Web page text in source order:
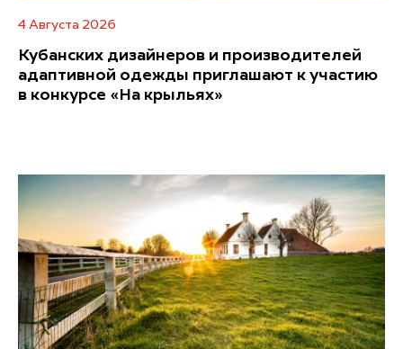
4 Августа 2026
Кубанских дизайнеров и производителей
адаптивной одежды приглашают к участию
в конкурсе «На крыльях»